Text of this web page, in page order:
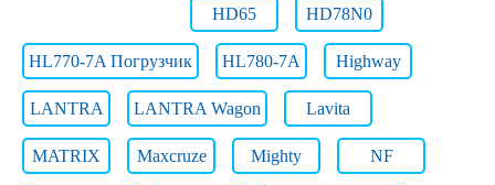
HD65 HD78N0
HL770-7A Погрузчик HL780-7A Highway
LANTRA LANTRA Wagon Lavita
MATRIX Maxcruze Mighty NF